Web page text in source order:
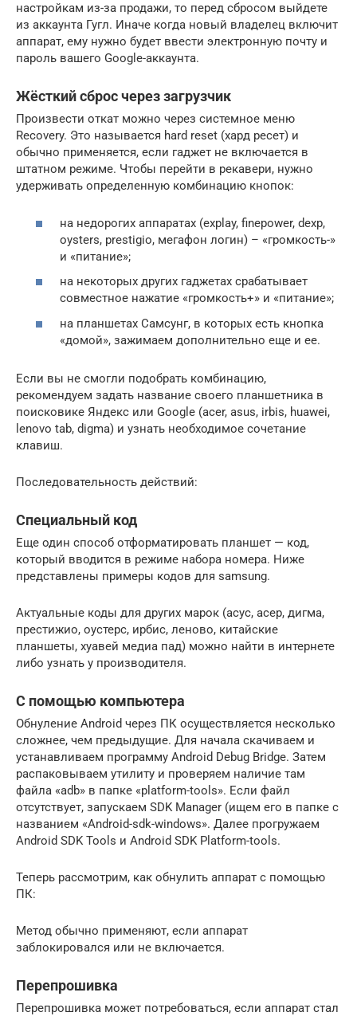
настройкам из-за продажи, то перед сбросом выйдете
из аккаунта Гугл. Иначе когда новый владелец включит
аппарат, ему нужно будет ввести электронную почту и
пароль вашего Google-аккаунта.
Жёсткий сброс через загрузчик
Произвести откат можно через системное меню
Recovery. Это называется hard reset (хард ресет) и
обычно применяется, если гаджет не включается в
штатном режиме. Чтобы перейти в рекавери, нужно
удерживать определенную комбинацию кнопок:
на недорогих аппаратах (explay, finepower, dexp,
oysters, prestigio, мегафон логин) – «громкость-»
и «питание»;
на некоторых других гаджетах срабатывает
совместное нажатие «громкость+» и «питание»;
на планшетах Самсунг, в которых есть кнопка
«домой», зажимаем дополнительно еще и ее.
Если вы не смогли подобрать комбинацию,
рекомендуем задать название своего планшетника в
поисковике Яндекс или Google (acer, asus, irbis, huawei,
lenovo tab, digma) и узнать необходимое сочетание
клавиш.
Последовательность действий:
Специальный код
Еще один способ отформатировать планшет — код,
который вводится в режиме набора номера. Ниже
представлены примеры кодов для samsung.
Актуальные коды для других марок (асус, асер, дигма,
престижио, оустерс, ирбис, леново, китайские
планшеты, хуавей медиа пад) можно найти в интернете
либо узнать у производителя.
С помощью компьютера
Обнуление Android через ПК осуществляется несколько
сложнее, чем предыдущие. Для начала скачиваем и
устанавливаем программу Android Debug Bridge. Затем
распаковываем утилиту и проверяем наличие там
файла «adb» в папке «platform-tools». Если файл
отсутствует, запускаем SDK Manager (ищем его в папке с
названием «Android-sdk-windows». Далее прогружаем
Android SDK Tools и Android SDK Platform-tools.
Теперь рассмотрим, как обнулить аппарат с помощью
ПК:
Метод обычно применяют, если аппарат
заблокировался или не включается.
Перепрошивка
Перепрошивка может потребоваться, если аппарат стал